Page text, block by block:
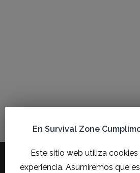
En Survival Zone
Este sitio web utiliza cookies
experiencia. Asumiremos que